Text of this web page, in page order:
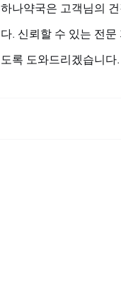
하나약국은 고객님의
다. 신뢰할 수 있는 전
도록 도와드리겠습니다.